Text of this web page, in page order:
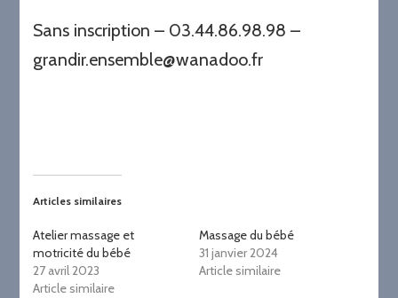
Sans inscription – 03.44.86.98.98 –
grandir.ensemble@wanadoo.fr
Articles similaires
Atelier massage et
motricité du bébé
27 avril 2023
Article similaire
Massage du bébé
31 janvier 2024
Article similaire